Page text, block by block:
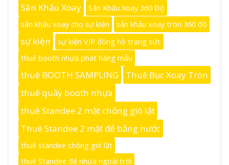
Sân Khấu Xoay
Sân Khấu Xoay 360 Độ
sân khấu xoay cho sự kiện
sân khấu xoay tròn 360 độ
sự kiện
sự kiện VIP đồng hồ trang sức
thuê booth nhựa phát hàng mẫu
thuê BOOTH SAMPLING
Thuê Bục Xoay Tròn
thuê quầy booth nhựa
thuê Standee 2 mặt chống gió lật
Thuê Standee 2 mặt đế bằng nước
thuê standee chống gió lật
thuê Standee đế nhựa ngoài trời